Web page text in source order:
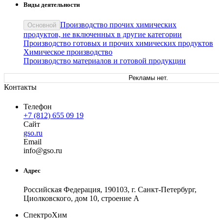
Виды деятельности
Основной Производство прочих химических
продуктов, не включенных в другие категории
Производство готовых и прочих химических продуктов
Химическое производство
Производство материалов и готовой продукции
Рекламы нет.
Контакты
Телефон
+7 (812) 655 09 19
Сайт
gso.ru
Email
info@gso.ru
Адрес
Российская Федерация, 190103, г. Санкт-Петербург,
Циолковского, дом 10, строение А
СпектроХим